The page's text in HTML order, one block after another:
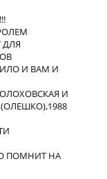
ДЛЯ
И ВАМ И
И
ПОМНИТ НА